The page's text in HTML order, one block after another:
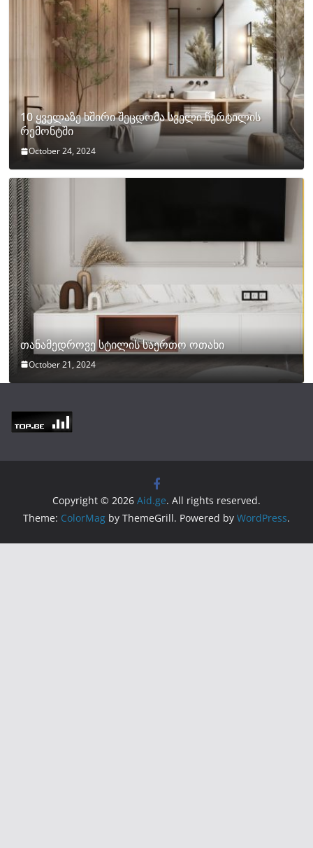
10 ყველაზე ხშირი შეცდომა სველი წერტილის
რემონტში
October 24, 2024
თანამედროვე სტილის საერთო ოთახი
October 21, 2024
Copyright © 2026 Aid.ge. All rights reserved.
Theme: ColorMag by ThemeGrill. Powered by WordPress.